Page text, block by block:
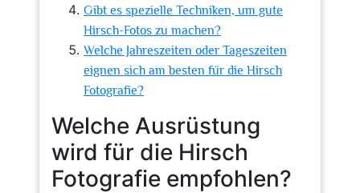
Gibt es spezielle Techniken, um gute
Hirsch-Fotos zu machen?
Welche Jahreszeiten oder Tageszeiten
eignen sich am besten für die Hirsch
Fotografie?
Welche Ausrüstung
wird für die Hirsch
Fotografie empfohlen?